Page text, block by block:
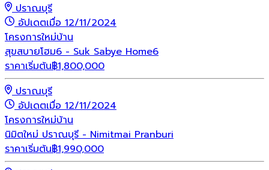
ปราณบุรี
อัปเดตเมื่อ 12/11/2024
โครงการใหม่บ้าน
สุขสบายโฮม6 - Suk Sabye Home6
ราคาเริ่มต้น฿1,800,000
ปราณบุรี
อัปเดตเมื่อ 12/11/2024
โครงการใหม่บ้าน
นิมิตใหม่ ปราณบุรี - Nimitmai Pranburi
ราคาเริ่มต้น฿1,990,000